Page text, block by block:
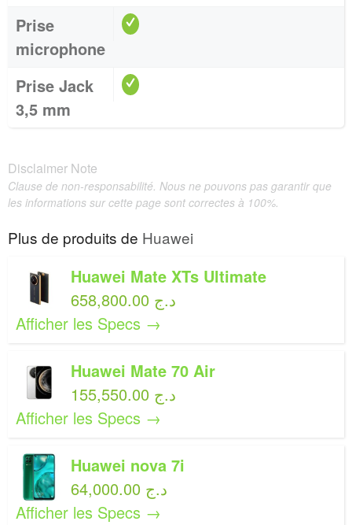
Prise
microphone
Prise Jack
3,5 mm
Disclaimer Note
Clause de non-responsabilité. Nous ne pouvons pas garantir que
les informations sur cette page sont correctes à 100%.
Plus de produits de Huawei
Huawei Mate XTs Ultimate
658,800.00 د.ج
Afficher les Specs →
Huawei Mate 70 Air
155,550.00 د.ج
Afficher les Specs →
Huawei nova 7i
64,000.00 د.ج
Afficher les Specs →